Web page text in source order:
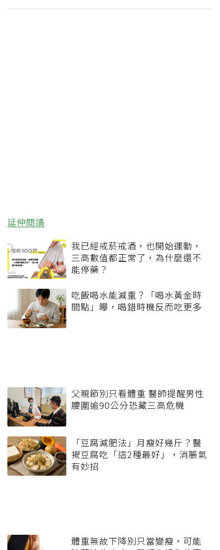
延伸閱讀
我已經戒菸戒酒，也開始運動，
三高數值都正常了，為什麼還不
能停藥？
吃飯喝水能減重？「喝水黃金時
間點」曝，喝錯時機反而吃更多
父親節別只看體重 醫師提醒男性
腰圍逾90公分恐藏三高危機
「豆腐減肥法」月瘦好幾斤？醫
揭豆腐吃「這2種最好」，消脹氣
有妙招
體重無故下降別只當變瘦，可能